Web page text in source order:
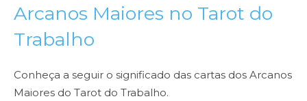
Arcanos Maiores no Tarot do
Trabalho
Conheça a seguir o significado das cartas dos Arcanos
Maiores do Tarot do Trabalho.